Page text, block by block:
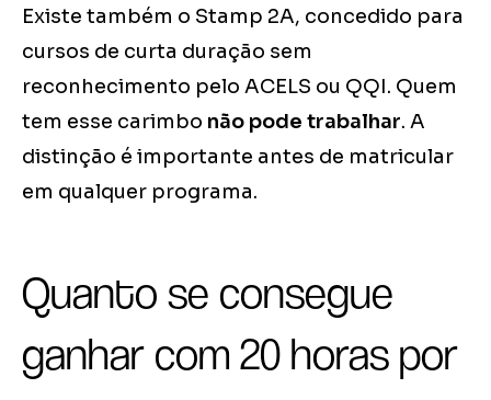
Existe também o Stamp 2A, concedido para
cursos de curta duração sem
reconhecimento pelo ACELS ou QQI. Quem
tem esse carimbo não pode trabalhar. A
distinção é importante antes de matricular
em qualquer programa.
Quanto se consegue
ganhar com 20 horas por